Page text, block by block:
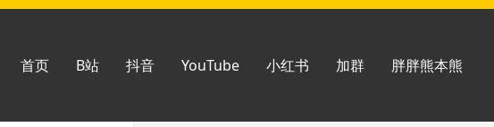
首页 B站 抖音 YouTube 小红书 加群 胖胖熊本熊